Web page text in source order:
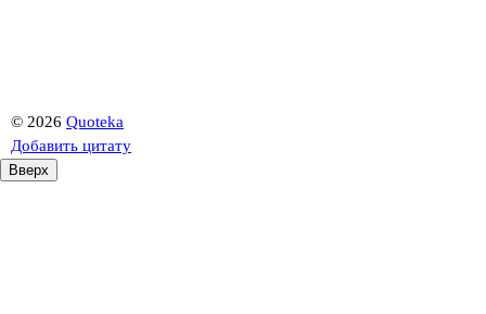
© 2026 Quoteka
Добавить цитату
Вверх